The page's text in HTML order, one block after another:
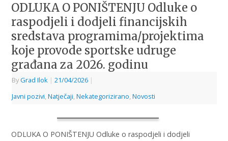
ODLUKA O PONIŠTENJU Odluke o
raspodjeli i dodjeli financijskih
sredstava programima/projektima
koje provode sportske udruge
građana za 2026. godinu
ByGrad Ilok | 21/04/2026 |
Javni pozivi, Natječaji, Nekategorizirano, Novosti
ODLUKA O PONIŠTENJU Odluke o raspodjeli i dodjeli